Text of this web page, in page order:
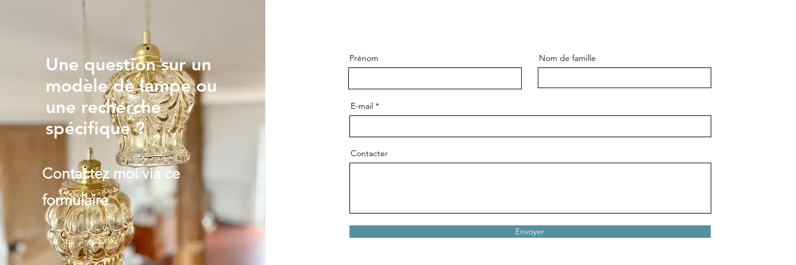
Une question sur un
modèle de lampe ou
une recherche
spécifique ?
Contactez moi via ce
formulaire
Prénom Nom de famille
E-mail
Contacter
Envoyer